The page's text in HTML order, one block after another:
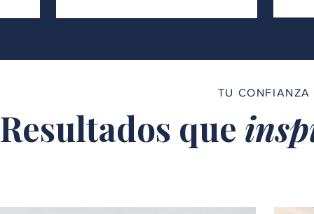
TU CONFIANZA
Resultados que